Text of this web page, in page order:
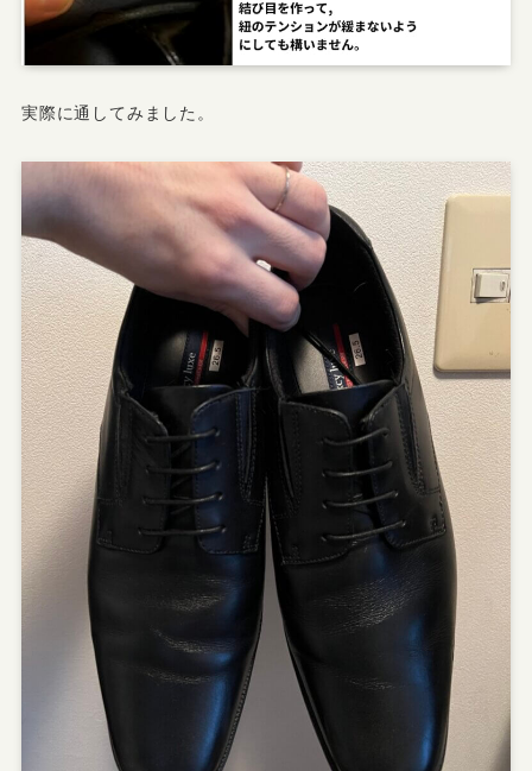
実際に通してみました。